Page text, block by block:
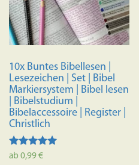
10x Buntes Bibellesen |
Lesezeichen | Set | Bibel
Markiersystem | Bibel lesen
| Bibelstudium |
Bibelaccessoire | Register |
Christlich
Bewertet
ab 0,99€